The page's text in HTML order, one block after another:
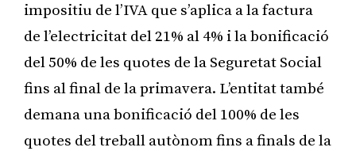
impositiu de lʼIVA que sʼaplica a la factura
de l’electricitat del 21% al 4% i la bonificació
del 50% de les quotes de la Seguretat Social
fins al final de la primavera. L’entitat també
demana una bonificació del 100% de les
quotes del treball autònom fins a finals de la